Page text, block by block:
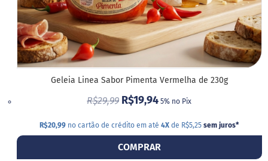
Geleia Linea Sabor Pimenta Vermelha de 230g
R$29,99 R$19,94 5% no Pix
R$20,99 no cartão de crédito em até4X de R$5,25 sem juros*
COMPRAR